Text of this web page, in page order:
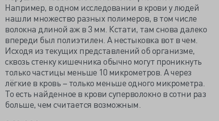
Например, в одном исследовании в крови у людей
нашли множество разных полимеров, в том числе
волокна длиной аж в 3 мм. Кстати, там снова далеко
впереди был полиэтилен. А нестыковка вот в чем.
Исходя из текущих представлений об организме,
сквозь стенку кишечника обычно могут проникнуть
только частицы меньше 10 микрометров. А через
лёгкие в кровь – только меньше одного микрометра.
То есть найденное в крови суперволокно в сотни раз
больше, чем считается возможным.